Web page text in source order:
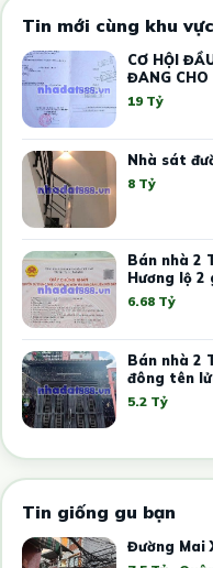
Tin mới cùng khu vực
CƠ HỘI
ĐANG CHO
19 TỶ
19 Tỷ
Nhà sát
8 Tỷ
Bán nhà 2
Hương lộ 2
6.68 Tỷ
Bán nhà 2
đông tên
5.2 Tỷ
Tin giống gu bạn
Đường Mai